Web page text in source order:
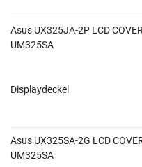
Asus UX325JA-2P LCD
UM325SA
Displaydeckel
Asus UX325SA-2G LCD
UM325SA